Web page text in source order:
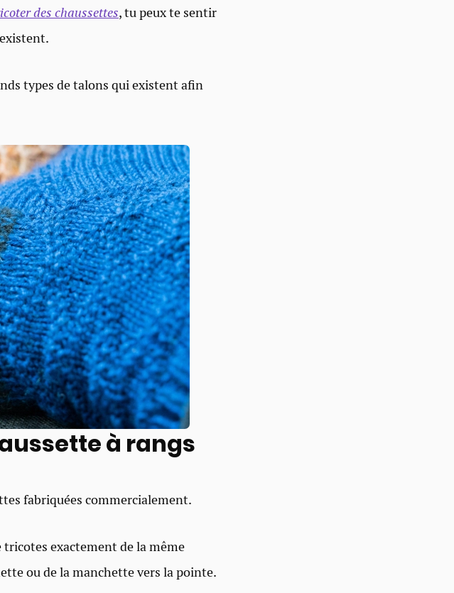
des chaussettes, tu peux te sentir
types de talons qui existent afin
à rangs
fabriquées commercialement.
tricotes exactement de la même
ou de la manchette vers la pointe.